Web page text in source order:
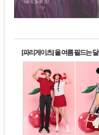
[파리게이츠] 올 여름 필드는